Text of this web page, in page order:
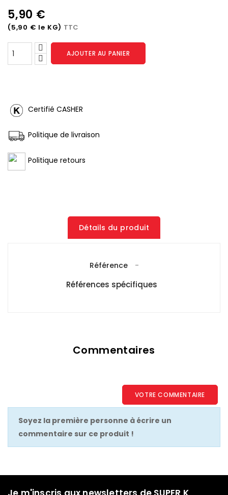
5,90 €
(5,90 € le KG) TTC
AJOUTER AU PANIER
Certifié CASHER
Politique de livraison
Politique retours
Détails du produit
Référence -
Références spécifiques
Commentaires
VOTRE COMMENTAIRE
Soyez la première personne à écrire un
commentaire sur ce produit !